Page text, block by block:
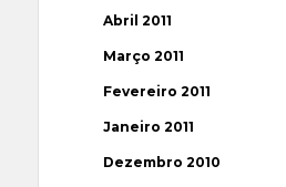
Abril 2011
Março 2011
Fevereiro 2011
Janeiro 2011
Dezembro 2010